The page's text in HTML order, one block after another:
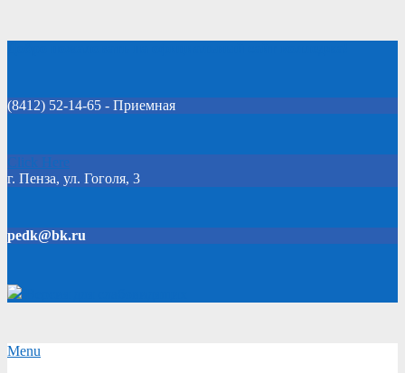
(8412) 52-14-65 - Приемная
Click Here
г. Пенза, ул. Гоголя, 3
pedk@bk.ru
Secondary
Menu